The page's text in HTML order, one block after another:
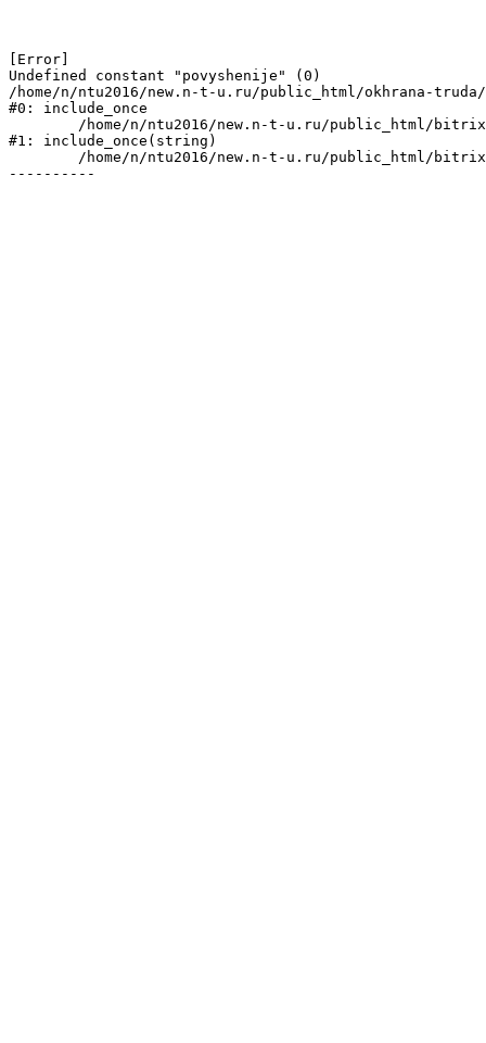
[Error]
Undefined constant "povyshenije" (0)
/home/n/ntu2016/new.n-t-u.ru/public_html/okhrana-
#0: include_once
#1: include_once(string)